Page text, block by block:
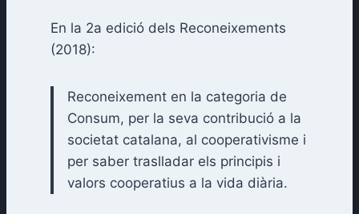
En la 2a edició dels Reconeixements
(2018):
Reconeixement en la categoria de
Consum, per la seva contribució a la
societat catalana, al cooperativisme i
per saber traslladar els principis i
valors cooperatius a la vida diària.